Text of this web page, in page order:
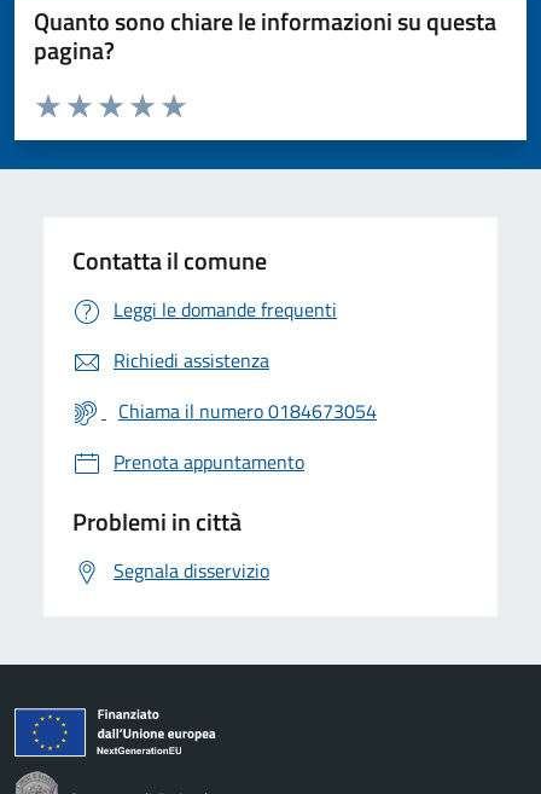
Quanto sono chiare le informazioni su questa
pagina?
Valuta da 1 a 5 stelle la pagina
Valuta 5 stelle su 5
Valuta 4 stelle su 5
Valuta 3 stelle su 5
Valuta 2 stelle su 5
Valuta 1 stelle su 5
Contatta il comune
Leggi le domande frequenti
Richiedi assistenza
Chiama il numero 0184673054
Prenota appuntamento
Problemi in città
Segnala disservizio